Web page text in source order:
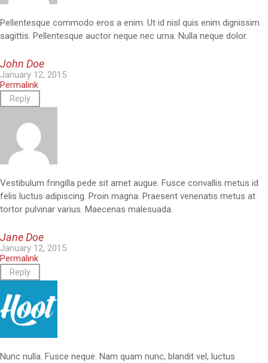
Pellentesque commodo eros a enim. Ut id nisl quis enim dignissim
sagittis. Pellentesque auctor neque nec urna. Nulla neque dolor.
John Doe
January 12, 2015
Permalink
Reply
Vestibulum fringilla pede sit amet augue. Fusce convallis metus id
felis luctus adipiscing. Proin magna. Praesent venenatis metus at
tortor pulvinar varius. Maecenas malesuada.
Jane Doe
January 12, 2015
Permalink
Reply
Nunc nulla. Fusce neque. Nam quam nunc, blandit vel, luctus